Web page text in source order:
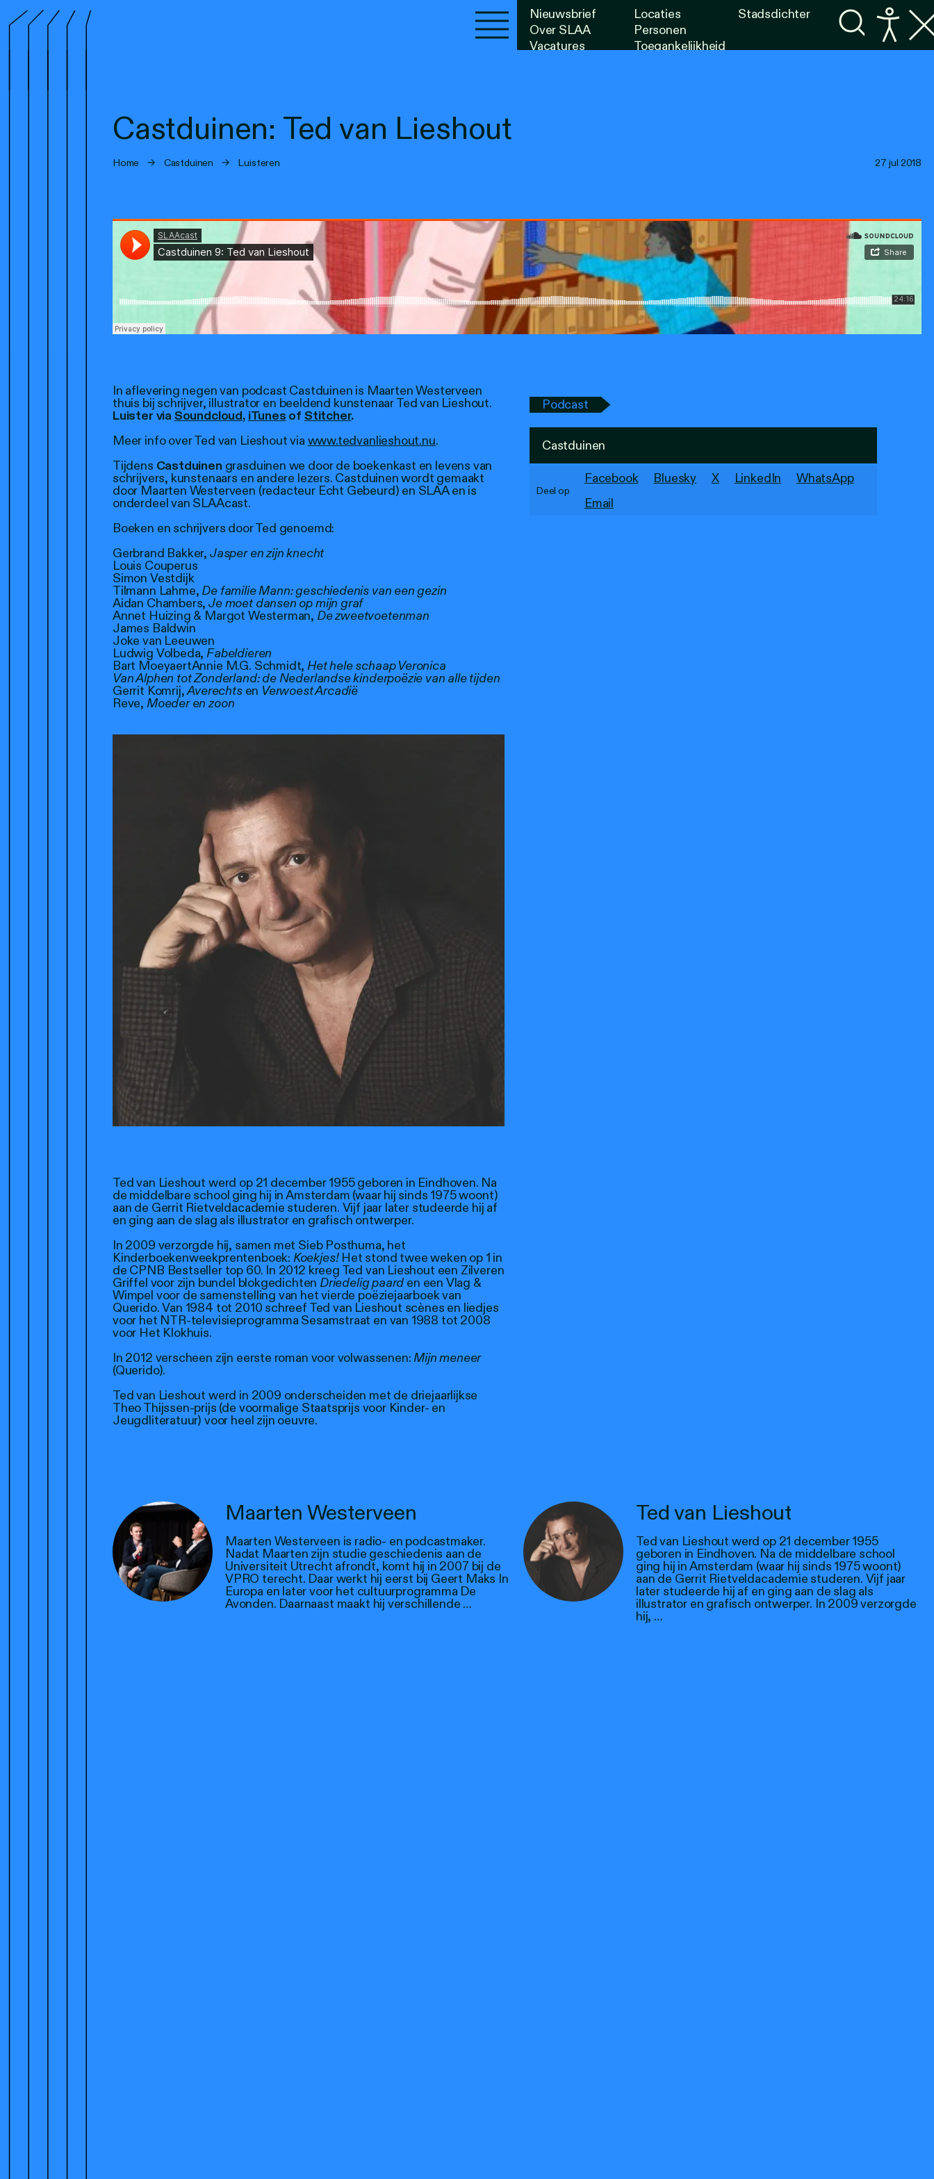
Castduinen: Ted van Lieshout
Home → Castduinen → Luisteren 27 jul 2018
In aflevering negen van podcast Castduinen is Maarten Westerveen
thuis bij schrijver, illustrator en beeldend kunstenaar Ted van Lieshout.
Luister via Soundcloud, iTunes of Stitcher.
Meer info over Ted van Lieshout via www.tedvanlieshout.nu.
Tijdens Castduinen grasduinen we door de boekenkast en levens van
schrijvers, kunstenaars en andere lezers. Castduinen wordt gemaakt
door Maarten Westerveen (redacteur Echt Gebeurd) en SLAA en is
onderdeel van SLAAcast.
Boeken en schrijvers door Ted genoemd:
Gerbrand Bakker, Jasper en zijn knecht
Louis Couperus
Simon Vestdijk
Tilmann Lahme, De familie Mann: geschiedenis van een gezin
Aidan Chambers,Je moet dansen op mijn graf
Annet Huizing & Margot Westerman, De zweetvoetenman
James Baldwin
Joke van Leeuwen
Ludwig Volbeda,Fabeldieren
Bart MoeyaertAnnie M.G. Schmidt,Het hele schaap Veronica
Van Alphen tot Zonderland: de Nederlandse kinderpoëzie van alle tijden
Gerrit Komrij,Averechts en Verwoest Arcadië
Reve, Moeder en zoon
Ted van Lieshout werd op 21 december 1955 geboren in Eindhoven. Na
de middelbare school ging hij in Amsterdam (waar hij sinds 1975 woont)
aan de Gerrit Rietveldacademie studeren. Vijf jaar later studeerde hij af
en ging aan de slag als illustrator en grafisch ontwerper.
In 2009 verzorgde hij, samen met Sieb Posthuma, het
Kinderboekenweekprentenboek: Koekjes!Het stond twee weken op 1 in
de CPNB Bestseller top 60. In 2012 kreeg Ted van Lieshout een Zilveren
Griffel voor zijn bundel blokgedichten Driedelig paard en een Vlag &
Wimpel voor de samenstelling van het vierde poëziejaarboek van
Querido. Van 1984 tot 2010 schreef Ted van Lieshout scènes en liedjes
voor het NTR-televisieprogramma Sesamstraat en van 1988 tot 2008
voor Het Klokhuis.
In 2012 verscheen zijn eerste roman voor volwassenen:Mijn meneer
(Querido).
Ted van Lieshout werd in 2009 onderscheiden met de driejaarlijkse
Theo Thijssen-prijs (de voormalige Staatsprijs voor Kinder- en
Jeugdliteratuur) voor heel zijn oeuvre.
Podcast
Castduinen
Deel op
Facebook Bluesky X LinkedIn
WhatsApp
Email
Maarten Westerveen
Maarten Westerveen is radio- en podcastmaker.
Nadat Maarten zijn studie geschiedenis aan de
Universiteit Utrecht afrondt, komt hij in 2007 bij de
VPRO terecht. Daar werkt hij eerst bij Geert Maks In
Europa en later voor het cultuurprogramma De
Avonden. Daarnaast maakt hij verschillende …
Ted van Lieshout
Ted van Lieshout werd op 21 december 1955
geboren in Eindhoven. Na de middelbare school
ging hij in Amsterdam (waar hij sinds 1975 woont)
aan de Gerrit Rietveldacademie studeren. Vijf jaar
later studeerde hij af en ging aan de slag als
illustrator en grafisch ontwerper. In 2009 verzorgde
hij, …
Nieuwsbrief
Over SLAA
Vacatures
Locaties
Personen
Toegankelijkheid
Stadsdichter